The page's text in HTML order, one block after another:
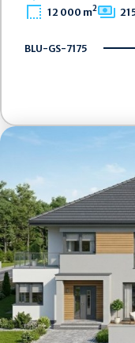
12 000 m2
BLU-GS-7175